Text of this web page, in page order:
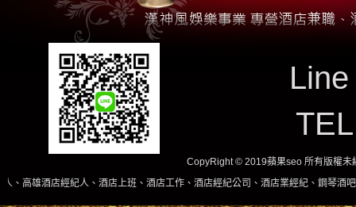
CopyRight © 2019蘋果seo 所有版權未
經紀人、酒店上班、酒店工作、酒店經紀公司、酒店業經紀、鋼琴酒吧、酒店